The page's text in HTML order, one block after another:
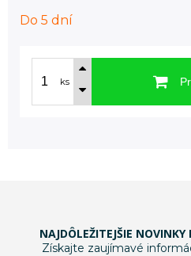
Do 5 dní
ks
NAJDÔLEŽITEJŠIE
Získajte zaujímavé